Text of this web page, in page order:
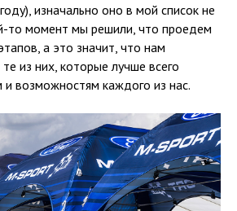
изначально оно в мой список не
то момент мы решили, что проедем
а это значит, что нам
из них, которые лучше всего
возможностям каждого из нас.